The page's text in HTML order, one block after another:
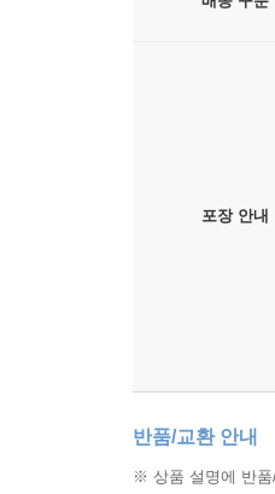
포장 안내
반품/교환 안내
※ 상품 설명에 반품